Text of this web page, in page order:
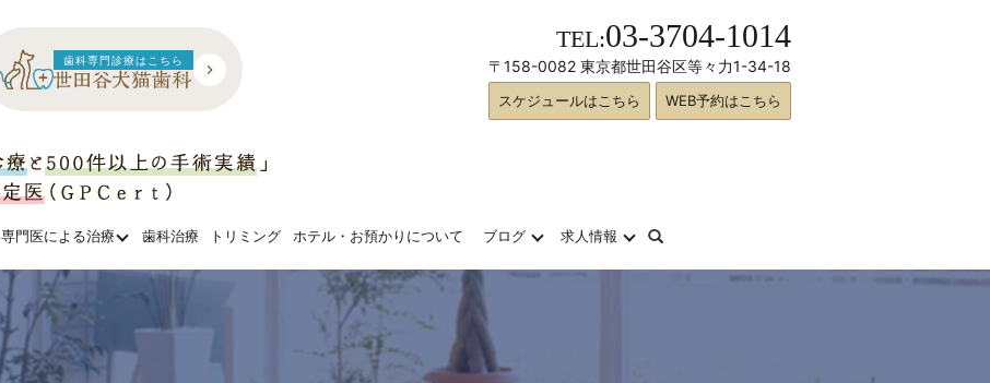
歯科専門診療はこちら
TEL:03-3704-1014
〒158-0082 東京都世田谷区等々力1-34-18
スケジュールはこちら WEB予約はこちら
専門医による治療 歯科治療 トリミング ホテル・お預かりについて ブログ 求人情報